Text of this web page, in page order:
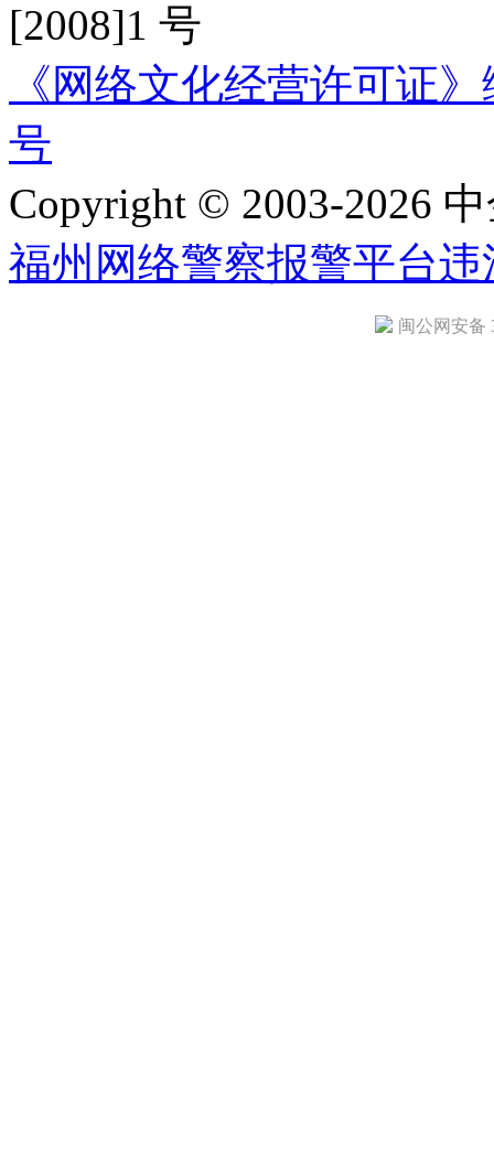
[2008]1 号
《网络文化经营许可证
号
Copyright © 2003-2026
福州网络警察报警平台违
闽公网安备